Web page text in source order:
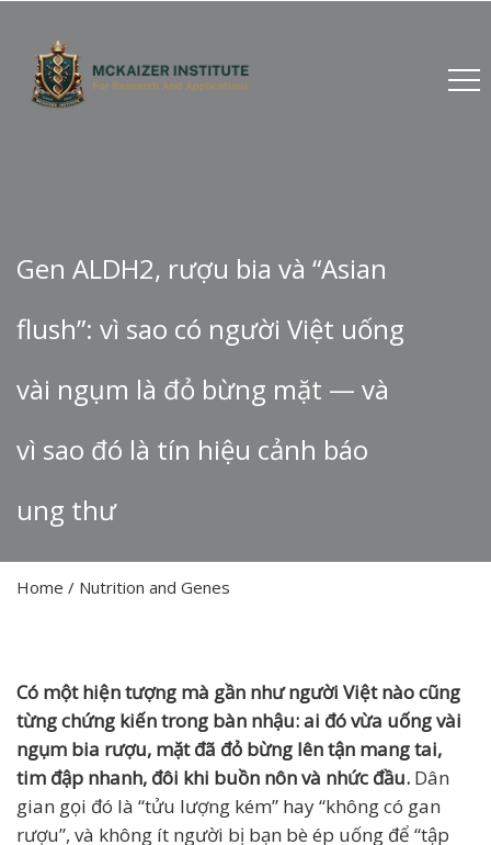
Gen ALDH2, rượu bia và “Asian
flush”: vì sao có người Việt uống
vài ngụm là đỏ bừng mặt — và
vì sao đó là tín hiệu cảnh báo
ung thư
Home / Nutrition and Genes
Có một hiện tượng mà gần như người Việt nào cũng
từng chứng kiến trong bàn nhậu: ai đó vừa uống vài
ngụm bia rượu, mặt đã đỏ bừng lên tận mang tai,
tim đập nhanh, đôi khi buồn nôn và nhức đầu. Dân
gian gọi đó là “tửu lượng kém” hay “không có gan
rượu”, và không ít người bị bạn bè ép uống để “tập